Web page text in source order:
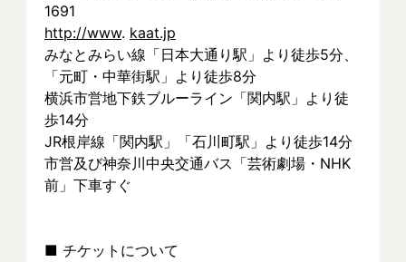
1691
http://www. kaat.jp
みなとみらい線「日本大通り駅」より徒歩5分、
「元町・中華街駅」より徒歩8分
横浜市営地下鉄ブルーライン「関内駅」より徒
歩14分
JR根岸線「関内駅」「石川町駅」より徒歩14分
市営及び神奈川中央交通バス「芸術劇場・NHK
前」下車すぐ
■ チケットについて